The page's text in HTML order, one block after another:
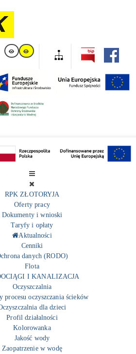
RPK ZŁOTORYJA
Oferty pracy
Dokumenty i wnioski
Taryfy i opłaty
Aktualności
Cenniki
danych (RODO)
Flota
I KANALIZACJA
Oczyszczalnia
procesu oczyszczania ścieków
dla dzieci
Profil działalności
Kolorowanka
Jakość wody
Zaopatrzenie w wodę